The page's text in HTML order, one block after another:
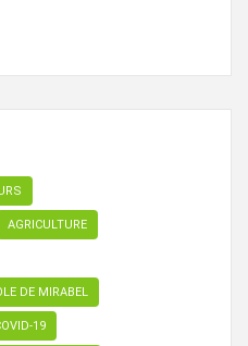
AGRICULTURE
DE MIRABEL
19